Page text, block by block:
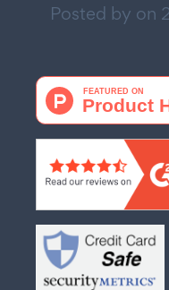
Posted by on